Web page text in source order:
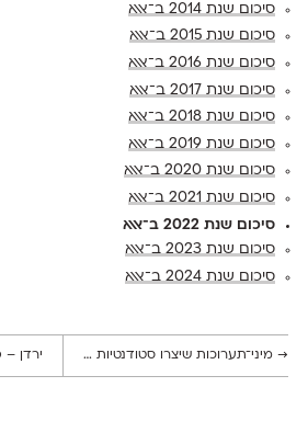
סיכום שנת 2014 ב־אאא
סיכום שנת 2015 ב־אאא
סיכום שנת 2016 ב־אאא
סיכום שנת 2017 ב־אאא
סיכום שנת 2018 ב־אאא
סיכום שנת 2019 ב־אאא
סיכום שנת 2020 ב־אאא
סיכום שנת 2021 ב־אאא
סיכום שנת 2022 ב־אאא
סיכום שנת 2023 ב־אאא
סיכום שנת 2024 ב־אאא
→מיני־תערוכות שיצרו סטודנטיות לאוצרוּת בשנקר מעניקות מבט מרענן לגרפיקה של פעם – חלק ג׳